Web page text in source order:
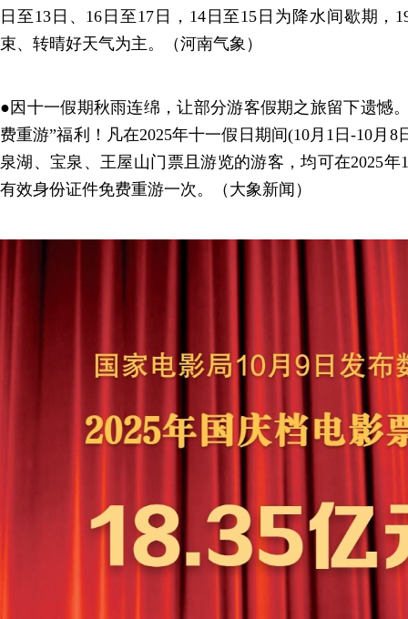
日至13日、16日至17日，14日至15日为降水间歇期，
束、转晴好天气为主。（河南气象）
●因十一假期秋雨连绵，让部分游客假期之旅留下遗憾
费重游”福利！凡在2025年十一假日期间(10月1日-10月
泉湖、宝泉、王屋山门票且游览的游客，均可在2025年
有效身份证件免费重游一次。（大象新闻）